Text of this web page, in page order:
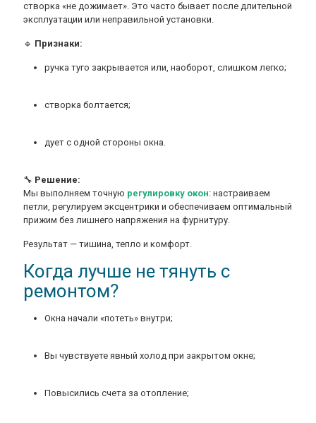
створка «не дожимает». Это часто бывает после длительной
эксплуатации или неправильной установки.
🔹 Признаки:
ручка туго закрывается или, наоборот, слишком легко;
створка болтается;
дует с одной стороны окна.
🔧 Решение:
Мы выполняем точную регулировку окон: настраиваем
петли, регулируем эксцентрики и обеспечиваем оптимальный
прижим без лишнего напряжения на фурнитуру.
Результат — тишина, тепло и комфорт.
Когда лучше не тянуть с
ремонтом?
Окна начали «потеть» внутри;
Вы чувствуете явный холод при закрытом окне;
Повысились счета за отопление;